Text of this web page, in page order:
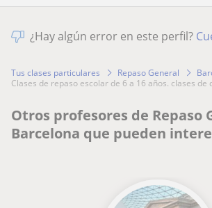
¿Hay algún error en este perfil?
Tus clases particulares Repaso General
clases de repaso escolar de 6 a 16 años. clases de
Otros profesores de Repaso
Barcelona que pueden